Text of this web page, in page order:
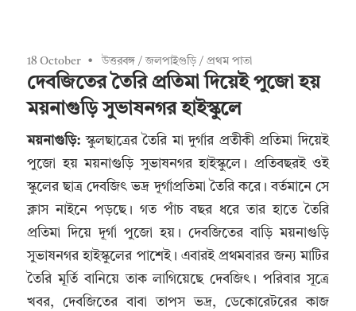
18 October উত্তরবঙ্গ /জলপাইগুড়ি / প্রথম পাতা
দেবজিতের তৈরি প্রতিমা দিয়েই পুজো হয়
ময়নাগুড়ি সুভাষনগর হাইস্কুলে
ময়নাগুড়ি:স্কুলছাত্রের তৈরি মা দুর্গার প্রতীকী প্রতিমা দিয়েই
পুজো হয় ময়নাগুড়ি সুভাষনগর হাইস্কুলে। প্রতিবছরই ওই
স্কুলের ছাত্র দেবজিৎ ভদ্র দূর্গাপ্রতিমা তৈরি করে। বর্তমানে সে
ক্লাস নাইনে পড়ছে। গত পাঁচ বছর ধরে তার হাতে তৈরি
প্রতিমা দিয়ে দূর্গা পুজো হয়। দেবজিতের বাড়ি ময়নাগুড়ি
সুভাষনগর হাইস্কুলের পাশেই। এবারই প্রথমবারর জন্য মাটির
তৈরি মূর্তি বানিয়ে তাক লাগিয়েছে দেবজিৎ। পরিবার সূত্রে
খবর, দেবজিতের বাবা তাপস ভদ্র, ডেকোরেটরের কাজ